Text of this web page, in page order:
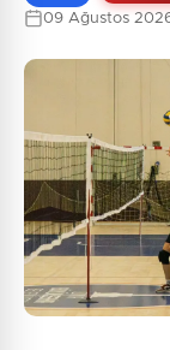
09 Ağustos